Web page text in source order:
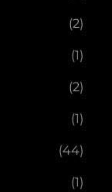
(2)
(1)
(2)
(1)
(44)
(1)